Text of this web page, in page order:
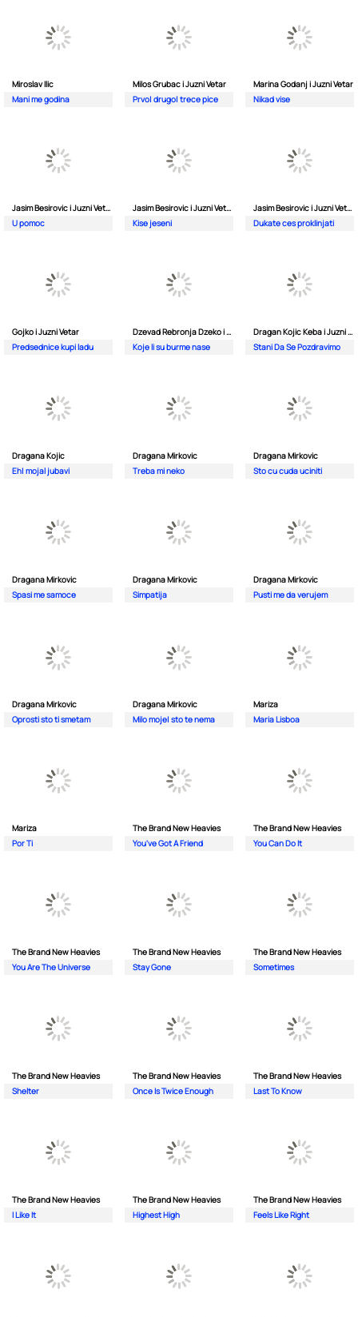
Miroslav Ilic
Mani me godina
Milos Grubac i Juzni Vetar
Prvo| drugo| trece pice
Marina Godanj i Juzni Vetar
Nikad vise
Jasim Besirovic i Juzni Vetar
U pomoc
Jasim Besirovic i Juzni Vetar
Kise jeseni
Jasim Besirovic i Juzni Vetar
Dukate ces proklinjati
Gojko i Juzni Vetar
Predsednice kupi ladu
Dzevad Rebronja Dzeko i Juzni Vetar
Koje li su burme nase
Dragan Kojic Keba i Juzni Vetar
Stani Da Se Pozdravimo
Dragana Kojic
Eh| mojal jubavi
Dragana Mirkovic
Treba mi neko
Dragana Mirkovic
Sto cu cuda uciniti
Dragana Mirkovic
Spasi me samoce
Dragana Mirkovic
Simpatija
Dragana Mirkovic
Pusti me da verujem
Dragana Mirkovic
Oprosti sto ti smetam
Dragana Mirkovic
Milo moje| sto te nema
Mariza
Maria Lisboa
Mariza
Por Ti
The Brand New Heavies
You've Got A Friend
The Brand New Heavies
You Can Do It
The Brand New Heavies
You Are The Universe
The Brand New Heavies
Stay Gone
The Brand New Heavies
Sometimes
The Brand New Heavies
Shelter
The Brand New Heavies
Once Is Twice Enough
The Brand New Heavies
Last To Know
The Brand New Heavies
I Like It
The Brand New Heavies
Highest High
The Brand New Heavies
Feels Like Right